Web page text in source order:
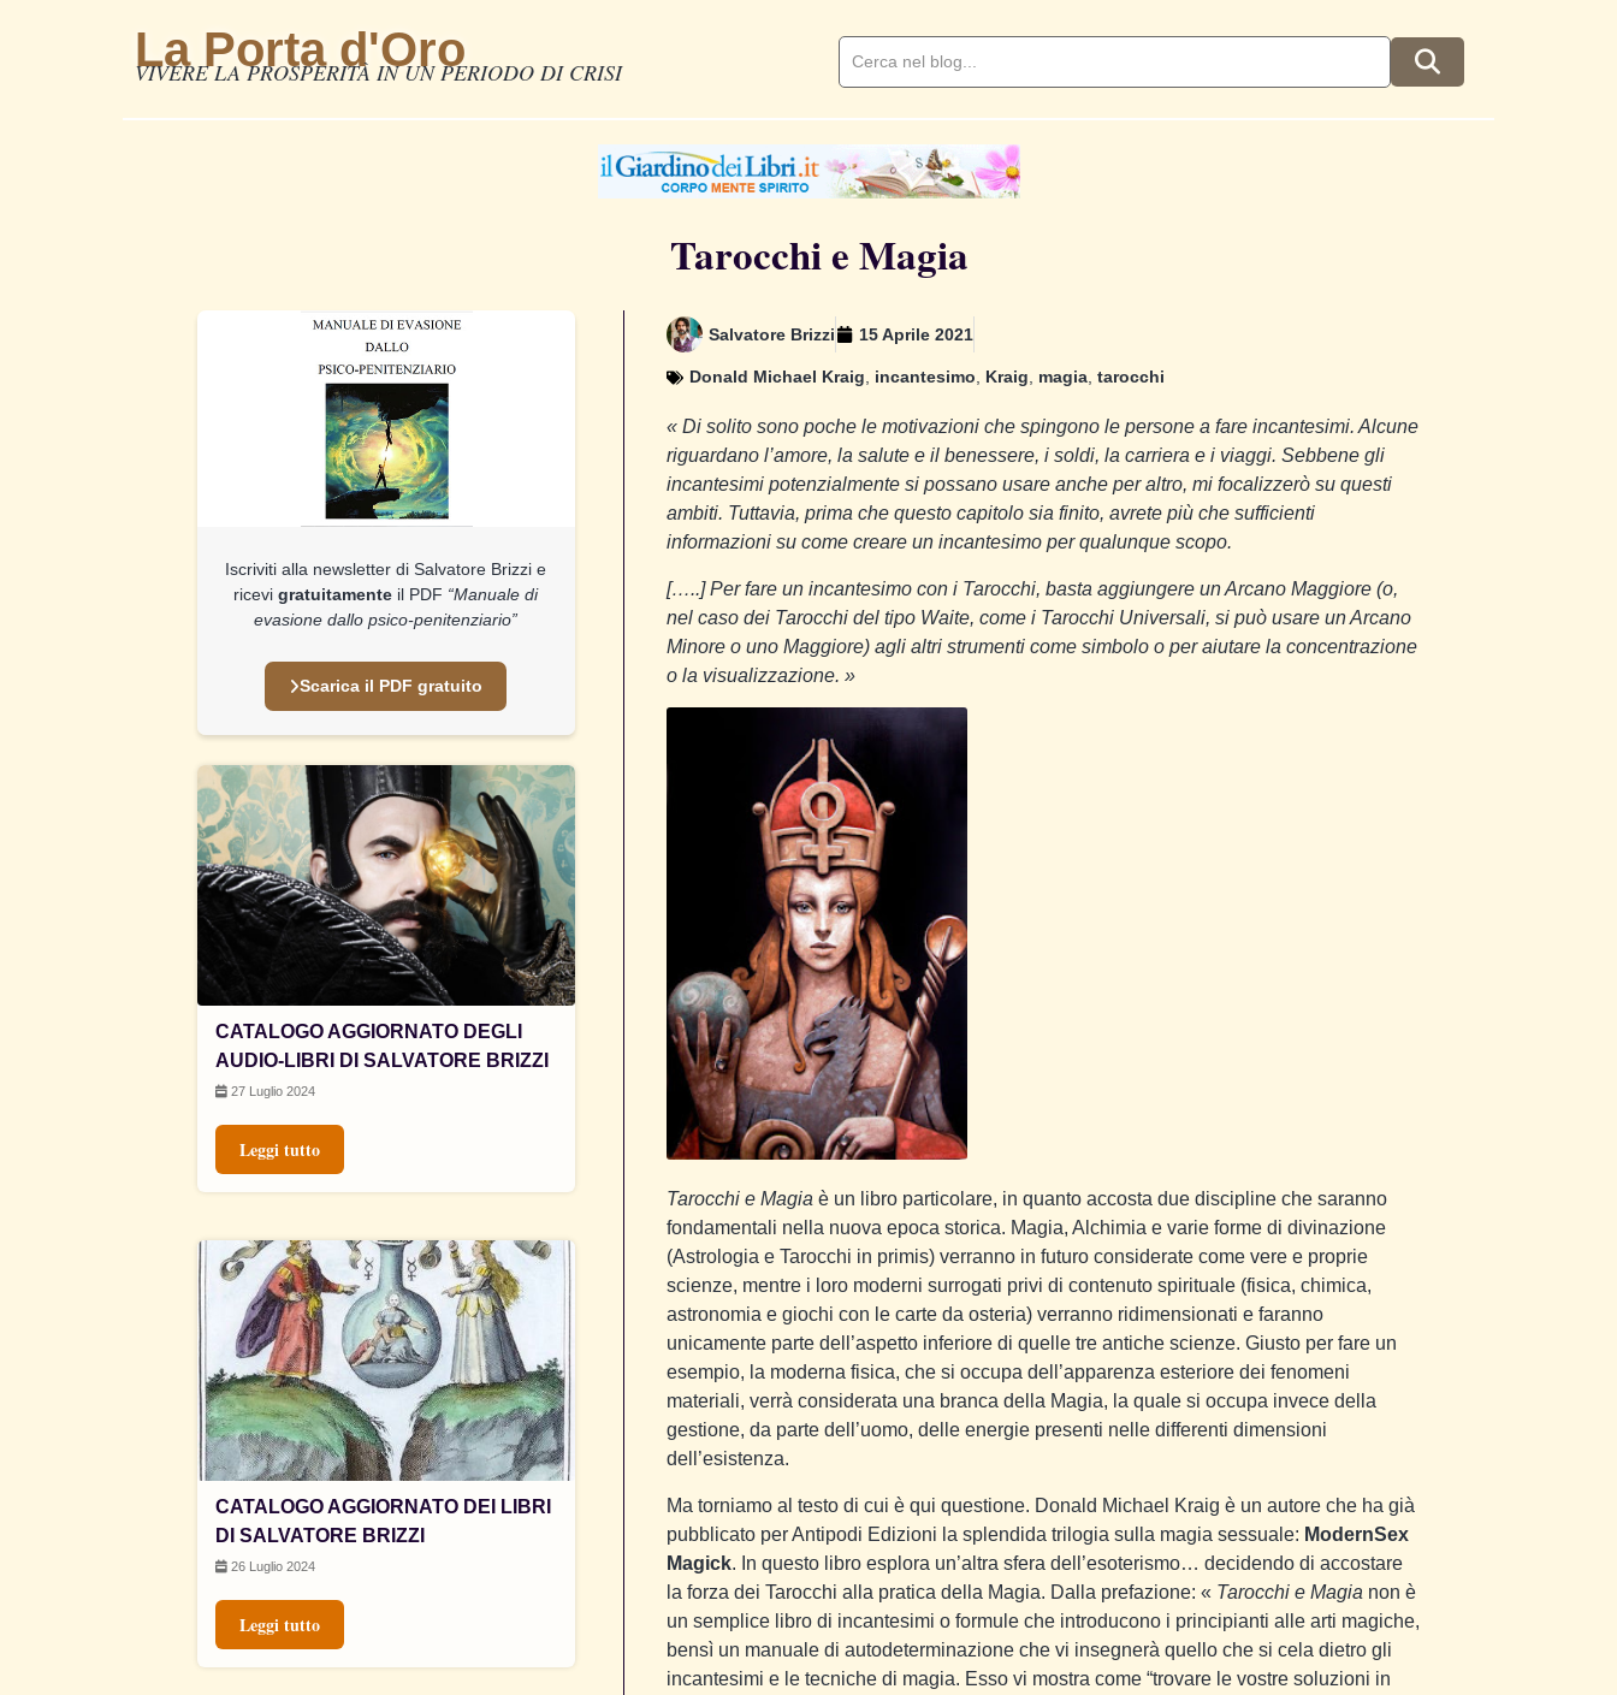
La Porta d'Oro
VIVERE LA PROSPERITÀ IN UN PERIODO DI CRISI
Tarocchi e Magia
Iscriviti alla newsletter di Salvatore Brizzi e
ricevigratuitamente il PDF “Manuale di
evasione dallo psico-penitenziario”
Scarica il PDF gratuito
CATALOGO AGGIORNATO DEGLI
AUDIO-LIBRI DI SALVATORE BRIZZI
27 Luglio 2024
Leggi tutto
CATALOGO AGGIORNATO DEI LIBRI
DI SALVATORE BRIZZI
26 Luglio 2024
Leggi tutto
Salvatore Brizzi 15 Aprile 2021
Donald Michael Kraig incantesimo Kraig magia, tarocchi
« Di solito sono poche le motivazioni che spingono le persone a fare incantesimi. Alcune
riguardano l’amore, la salute e il benessere, i soldi, la carriera e i viaggi. Sebbene gli
incantesimi potenzialmente si possano usare anche per altro, mi focalizzerò su questi
ambiti. Tuttavia, prima che questo capitolo sia finito, avrete più che sufficienti
informazioni su come creare un incantesimo per qualunque scopo.
[…..] Per fare un incantesimo con i Tarocchi, basta aggiungere un Arcano Maggiore (o,
nel caso dei Tarocchi del tipo Waite, come i Tarocchi Universali, si può usare un Arcano
Minore o uno Maggiore) agli altri strumenti come simbolo o per aiutare la concentrazione
o la visualizzazione. »
Tarocchi e Magia è un libro particolare, in quanto accosta due discipline che saranno
fondamentali nella nuova epoca storica. Magia, Alchimia e varie forme di divinazione
(Astrologia e Tarocchi in primis) verranno in futuro considerate come vere e proprie
scienze, mentre i loro moderni surrogati privi di contenuto spirituale (fisica, chimica,
astronomia e giochi con le carte da osteria) verranno ridimensionati e faranno
unicamente parte dell’aspetto inferiore di quelle tre antiche scienze. Giusto per fare un
esempio, la moderna fisica, che si occupa dell’apparenza esteriore dei fenomeni
materiali, verrà considerata una branca della Magia, la quale si occupa invece della
gestione, da parte dell’uomo, delle energie presenti nelle differenti dimensioni
dell’esistenza.
Ma torniamo al testo di cui è qui questione. Donald Michael Kraig è un autore che ha già
pubblicato per Antipodi Edizioni la splendida trilogia sulla magia sessuale: ModernSex
Magick. In questo libro esplora un’altra sfera dell’esoterismo… decidendo di accostare
la forza dei Tarocchi alla pratica della Magia. Dalla prefazione: « Tarocchi e Magia non è
un semplice libro di incantesimi o formule che introducono i principianti alle arti magiche,
bensì un manuale di autodeterminazione che vi insegnerà quello che si cela dietro gli
incantesimi e le tecniche di magia. Esso vi mostra come “trovare le vostre soluzioni in